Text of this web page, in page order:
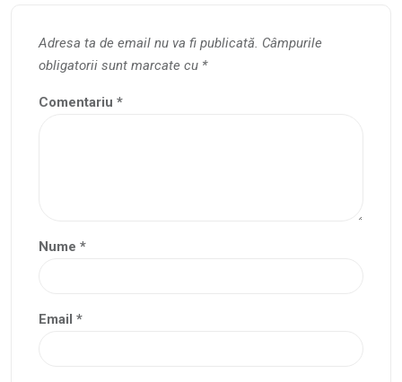
Adresa ta de email nu va fi publicată. Câmpurile
obligatorii sunt marcate cu *
Comentariu *
Nume *
Email *